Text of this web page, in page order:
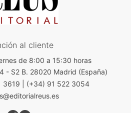
al cliente
de 8:00 a 15:30 horas
- S2 B. 28020 Madrid (España)
3619
(+34) 91 522 3054